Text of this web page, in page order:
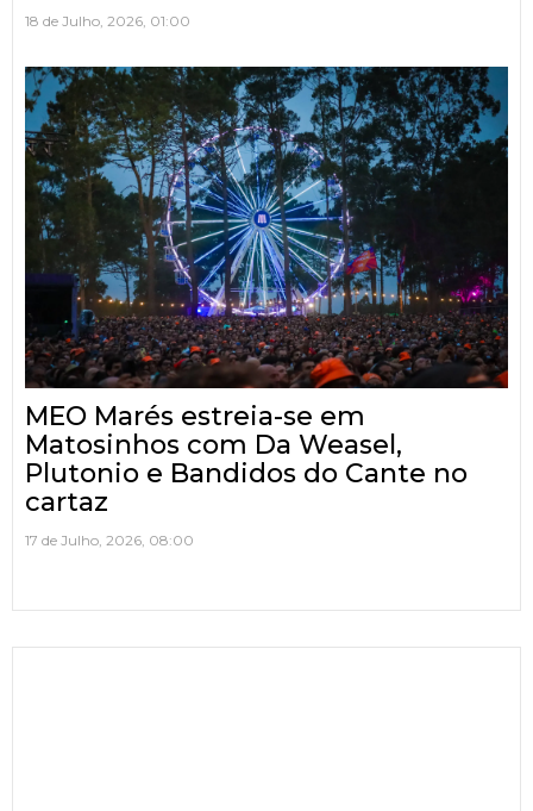
18 de Julho, 2026, 01:00
MEO Marés estreia-se em
Matosinhos com Da Weasel,
Plutonio e Bandidos do Cante no
cartaz
17 de Julho, 2026, 08:00